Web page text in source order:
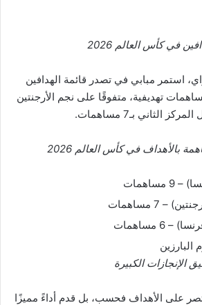
في كأس العالم 2026
استمر مبابي في تصدر قائمة الهدافين
البطولة برصيد 9 مساهمات تهديفية، متفوقًا على نجم الأرجنتين
الثاني بـ7 مساهمات.
بالأهداف في كأس العالم 2026
– 7 مساهمات
6 مساهمات
الإنجازات الكبيرة
على الأهداف فحسب، بل قدم أداءً مميزًا